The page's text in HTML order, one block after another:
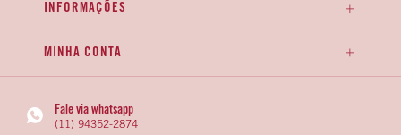
INFORMAÇÕES
MINHA CONTA
Fale via whatsapp
(11) 94352-2874